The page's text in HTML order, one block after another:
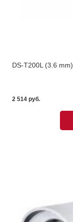
DS-T200L (3.6 mm)
2 514 pуб.